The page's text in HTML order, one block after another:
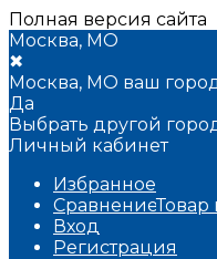
Полная версия сайта
Москва, МО
✖
Москва, МО ваш
Да
Выбрать другой
Личный кабинет
Избранное
СравнениеТовар
Вход
Регистрация